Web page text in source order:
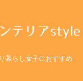
暮らし女子におすすめ